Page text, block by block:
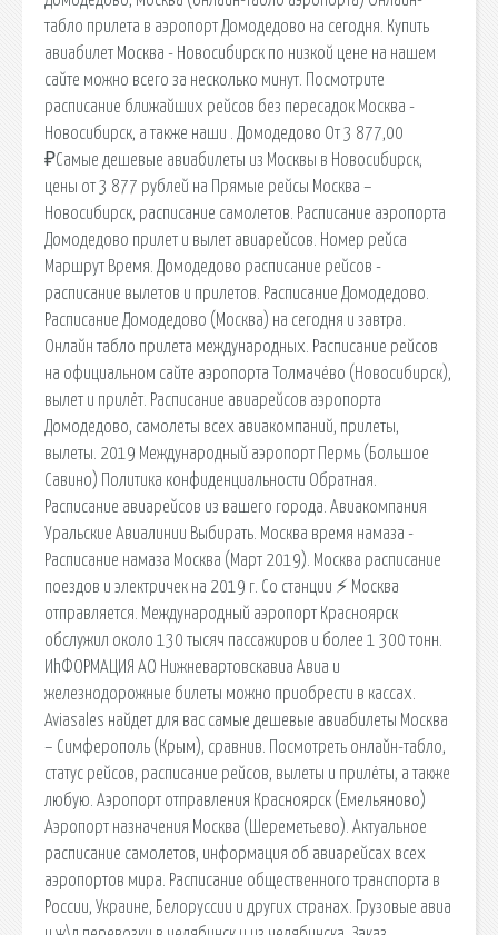
табло прилета в аэропорт Домодедово на сегодня. Купить
авиабилет Москва - Новосибирск по низкой цене на нашем
сайте можно всего за несколько минут. Посмотрите
расписание ближайших рейсов без пересадок Москва -
Новосибирск, а также наши . Домодедово От 3 877,00
₽Самые дешевые авиабилеты из Москвы в Новосибирск,
цены от 3 877 рублей на Прямые рейсы Москва –
Новосибирск, расписание самолетов. Расписание аэропорта
Домодедово прилет и вылет авиарейсов. Номер рейса
Маршрут Время. Домодедово расписание рейсов -
расписание вылетов и прилетов. Расписание Домодедово.
Расписание Домодедово (Москва) на сегодня и завтра.
Онлайн табло прилета международных. Расписание рейсов
на официальном сайте аэропорта Толмачёво (Новосибирск),
вылет и прилёт. Расписание авиарейсов аэропорта
Домодедово, самолеты всех авиакомпаний, прилеты,
вылеты. 2019 Международный аэропорт Пермь (Большое
Савино) Политика конфиденциальности Обратная.
Расписание авиарейсов из вашего города. Авиакомпания
Уральские Авиалинии Выбирать. Москва время намаза -
Расписание намаза Москва (Март 2019). Москва расписание
поездов и электричек на 2019 г. Со станции ⚡ Москва
отправляется. Международный аэропорт Красноярск
обслужил около 130 тысяч пассажиров и более 1 300 тонн.
ИhФОРМАЦИЯ АО Нижневартовскавиа Авиа и
железнодорожные билеты можно приобрести в кассах.
Aviasales найдет для вас самые дешевые авиабилеты Москва
– Симферополь (Крым), сравнив. Посмотреть онлайн-табло,
статус рейсов, расписание рейсов, вылеты и прилёты, а также
любую. Аэропорт отправления Красноярск (Емельяново)
Аэропорт назначения Москва (Шереметьево). Актуальное
расписание самолетов, информация об авиарейсах всех
аэропортов мира. Расписание общественного транспорта в
России, Украине, Белоруссии и других странах. Грузовые авиа